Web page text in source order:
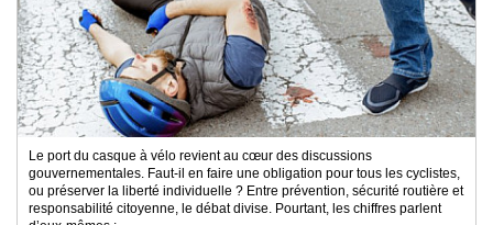
Le port du casque à vélo revient au cœur des discussions
gouvernementales. Faut-il en faire une obligation pour tous les cyclistes,
ou préserver la liberté individuelle ? Entre prévention, sécurité routière et
responsabilité citoyenne, le débat divise. Pourtant, les chiffres parlent